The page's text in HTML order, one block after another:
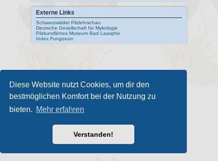
Diese Website nutzt Cookies, um dir den
bestmöglichen Komfort bei der Nutzung zu
bieten. Mehr erfahren
Verstanden!
Externe Links
Schwarzwälder Pilzlehrschau
Deutsche Gesellschaft für Mykologie
Pilzkundliches Museum Bad Laasphe
Index Fungorum